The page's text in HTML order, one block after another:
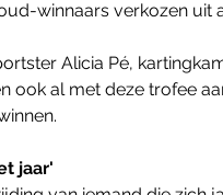
winnaars verkozen uit
Alicia Pé,
ook al met deze trofee
jaar'